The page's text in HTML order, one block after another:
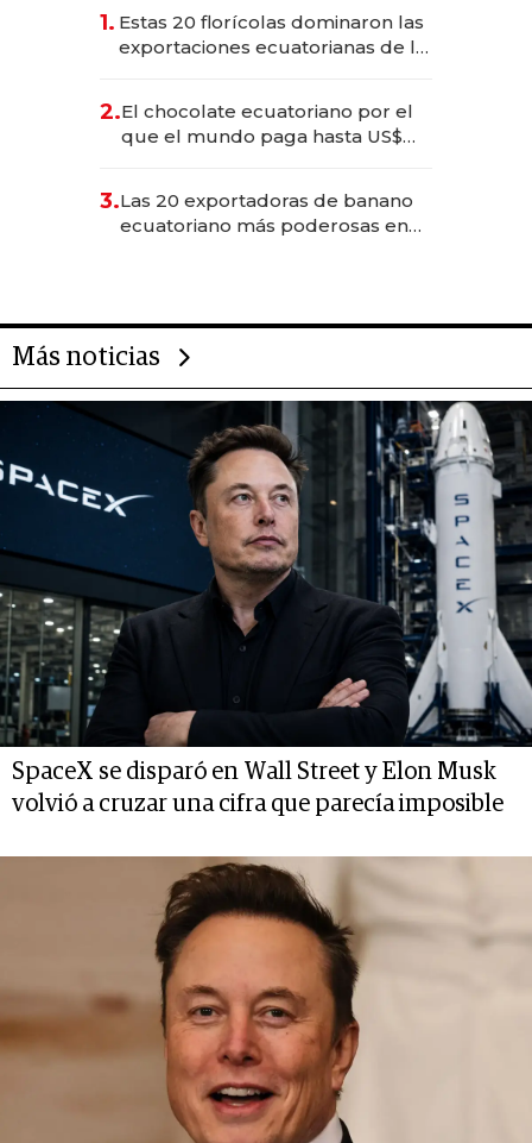
1. Estas 20 florícolas dominaron las
exportaciones ecuatorianas de la
2.El chocolate ecuatoriano por el
que el mundo paga hasta US$
3.Las 20 exportadoras de banano
ecuatoriano más poderosas en
Más noticias
SpaceX se disparó en Wall Street y Elon Musk
volvió a cruzar una cifra que parecía imposible